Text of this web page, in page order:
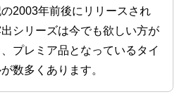
の2003年前後にリリースされ
シリーズは今でも欲しい方が
プレミア品となっているタイ
が数多くあります。